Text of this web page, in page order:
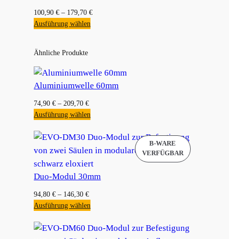
100,90€ – 179,70€
Ausführung wählen
Ähnliche Produkte
Aluminiumwelle 60mm
74,90€ – 209,70€
Ausführung wählen
Duo-Modul 30mm
94,80€ – 146,30€
Ausführung wählen